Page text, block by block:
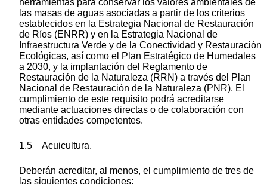
las masas de aguas asociadas a partir de los criterios
establecidos en la Estrategia Nacional de Restauración
de Ríos (ENRR) y en la Estrategia Nacional de
Infraestructura Verde y de la Conectividad y Restauración
Ecológicas, así como el Plan Estratégico de Humedales
a 2030, y la implantación del Reglamento de
Restauración de la Naturaleza (RRN) a través del Plan
Nacional de Restauración de la Naturaleza (PNR). El
cumplimiento de este requisito podrá acreditarse
mediante actuaciones directas o de colaboración con
otras entidades competentes.
1.5 Acuicultura.
Deberán acreditar, al menos, el cumplimiento de tres de
las siguientes condiciones: